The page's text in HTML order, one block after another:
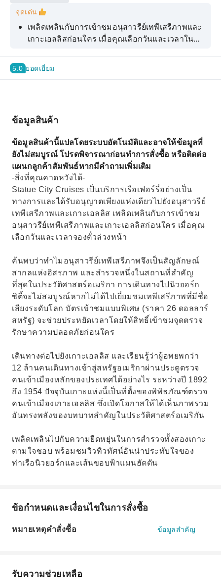
จุดเด่น
เพลิดเพลินกับการเข้าชมอนุสาวรีย์เทพีเสรีภาพและ
เกาะเอลลิสก่อนใคร เมื่อคุณเลือกวันและเวลาในตั๋ว
5.0 ยอดเยี่ยม
ข้อมูลสินค้า
ข้อมูลสินค้านี้แปลโดยระบบอัตโนมัติและอาจให้ข้อมูลที่
ยังไม่สมบูรณ์ โปรดพิจารณาก่อนทำการสั่งซื้อ หรือติดต่อ
แผนกลูกค้าสัมพันธ์หากมีคำถามเพิ่มเติม
-สิ่งที่คุณคาดหวังได้-
Statue City Cruises เป็นบริการเรือเฟอร์รี่อย่างเป็น
ทางการและได้รับอนุญาตเพียงแห่งเดียวไปยังอนุสาวรีย์
เทพีเสรีภาพและเกาะเอลลิส เพลิดเพลินกับการเข้าชม
อนุสาวรีย์เทพีเสรีภาพและเกาะเอลลิสก่อนใคร เมื่อคุณ
เลือกวันและเวลาจองตั๋วล่วงหน้า
ค้นพบว่าทำไมอนุสาวรีย์เทพีเสรีภาพจึงเป็นสัญลักษณ์
สากลแห่งอิสรภาพ และสำรวจหนึ่งในสถานที่สำคัญ
ที่สุดในประวัติศาสตร์อเมริกา การเดินทางไปนิวยอร์ก
ซิตี้จะไม่สมบูรณ์หากไม่ได้ไปเยี่ยมชมเทพีเสรีภาพที่มีชื่อ
เสียงระดับโลก บัตรเข้าชมแบบพิเศษ (ราคา 26 ดอลลาร์
สหรัฐ) จะช่วยประหยัดเวลาโดยให้สิทธิ์เข้าชมจุดตรวจ
รักษาความปลอดภัยก่อนใคร
เดินทางต่อไปยังเกาะเอลลิส และเรียนรู้ว่าผู้อพยพกว่า
12 ล้านคนเดินทางเข้าสู่สหรัฐอเมริกาผ่านประตูตรวจ
คนเข้าเมืองหลักของประเทศได้อย่างไร ระหว่างปี 1892
ถึง 1954 ปัจจุบันเกาะแห่งนี้เป็นที่ตั้งของพิพิธภัณฑ์ตรวจ
คนเข้าเมืองเกาะเอลลิส ซึ่งเปิดโอกาสให้ได้เห็นภาพรวม
อันทรงพลังของบทบาทสำคัญในประวัติศาสตร์อเมริกัน
เพลิดเพลินไปกับความยืดหยุ่นในการสำรวจทั้งสองเกาะ
ตามใจชอบ พร้อมชมวิวทิวทัศน์อันน่าประทับใจของ
ท่าเรือนิวยอร์กและเส้นขอบฟ้าแมนฮัตตัน
ข้อกำหนดและเงื่อนไขในการสั่งซื้อ
หมายเหตุคำสั่งซื้อ ข้อมูลสำคัญ
รับความช่วยเหลือ